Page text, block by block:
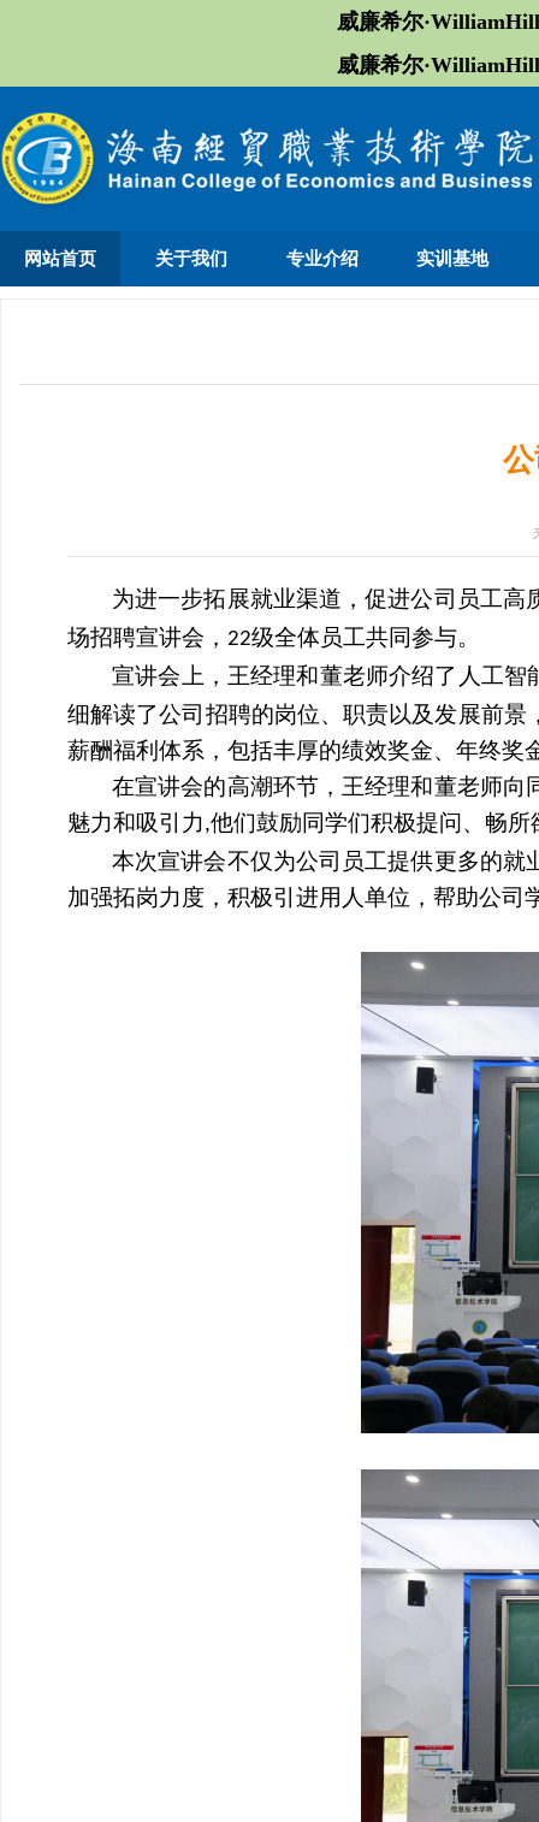
威廉希尔
威廉希尔
网站首页 关于我们 专业介绍 实训基地
为进一步拓展就业渠道，促进公司员工高
场招聘宣讲会， 22级全体员工共同参与。
宣讲会上，王经理和董老师介绍了人工
细解读了公司招聘的岗位、职责以及发展前
薪酬福利体系，包括丰厚的绩效奖金、年终
在宣讲会的高潮环节，王经理和董老师
魅力和吸引力,他们鼓励同学们积极提问、畅
本次宣讲会不仅为公司员工提供更多的
加强拓岗力度，积极引进用人单位，帮助公司